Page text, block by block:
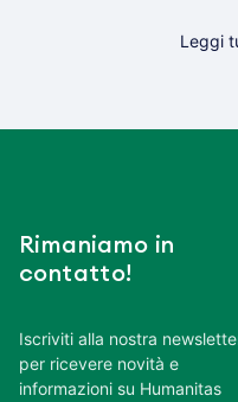
Leggi
Rimaniamo in
contatto!
Iscriviti alla nostra
per ricevere novità e
informazioni su Humanitas